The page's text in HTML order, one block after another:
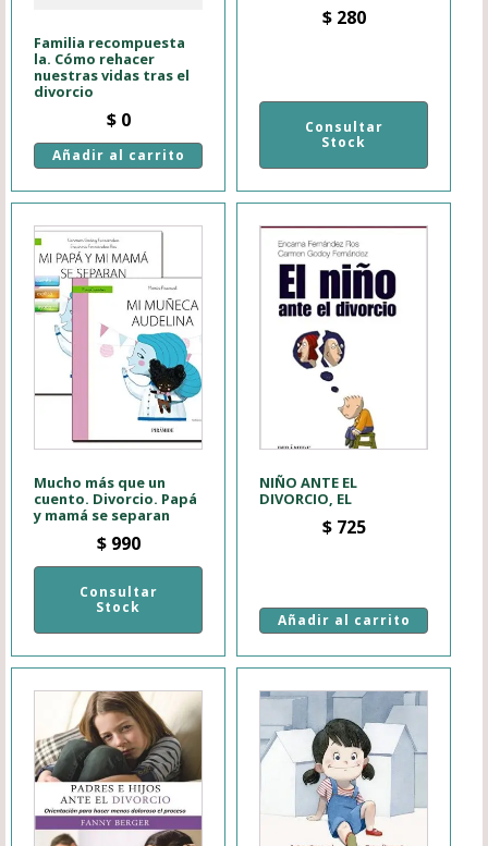
Familia recompuesta
la. Cómo rehacer
nuestras vidas tras el
divorcio
$0
Añadir al carrito
$280
Consultar
Stock
Mucho más que un
cuento. Divorcio. Papá
y mamá se separan
$990
Consultar
Stock
NIÑO ANTE EL
DIVORCIO, EL
$725
Añadir al carrito